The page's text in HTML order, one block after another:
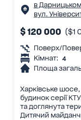
в
вул.
$ 120 000 ($1
Поверх/
Кімнат: 4
Площа
Харківське
будинок серії
та доглянута
Дитячий